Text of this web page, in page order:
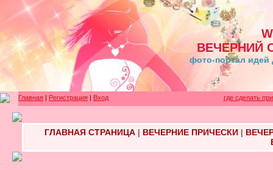
ВЕЧЕРНИЙ
фото-портал идей
Главная | Регистрация | Вход где сделать
ГЛАВНАЯ СТРАНИЦА| ВЕЧЕРНИЕ ПРИЧЕСКИ|